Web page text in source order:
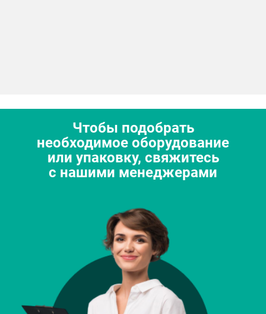
Чтобы подобрать
необходимое оборудование
или упаковку, свяжитесь
с нашими менеджерами